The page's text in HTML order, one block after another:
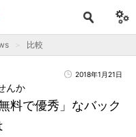
比較
2018年1月21日
料で優秀」なバック
んか